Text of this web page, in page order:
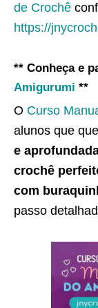
de Crochê
https://
** Conheça e
Amigurumi **
O Curso
alunos que
e
crochê
com
passo